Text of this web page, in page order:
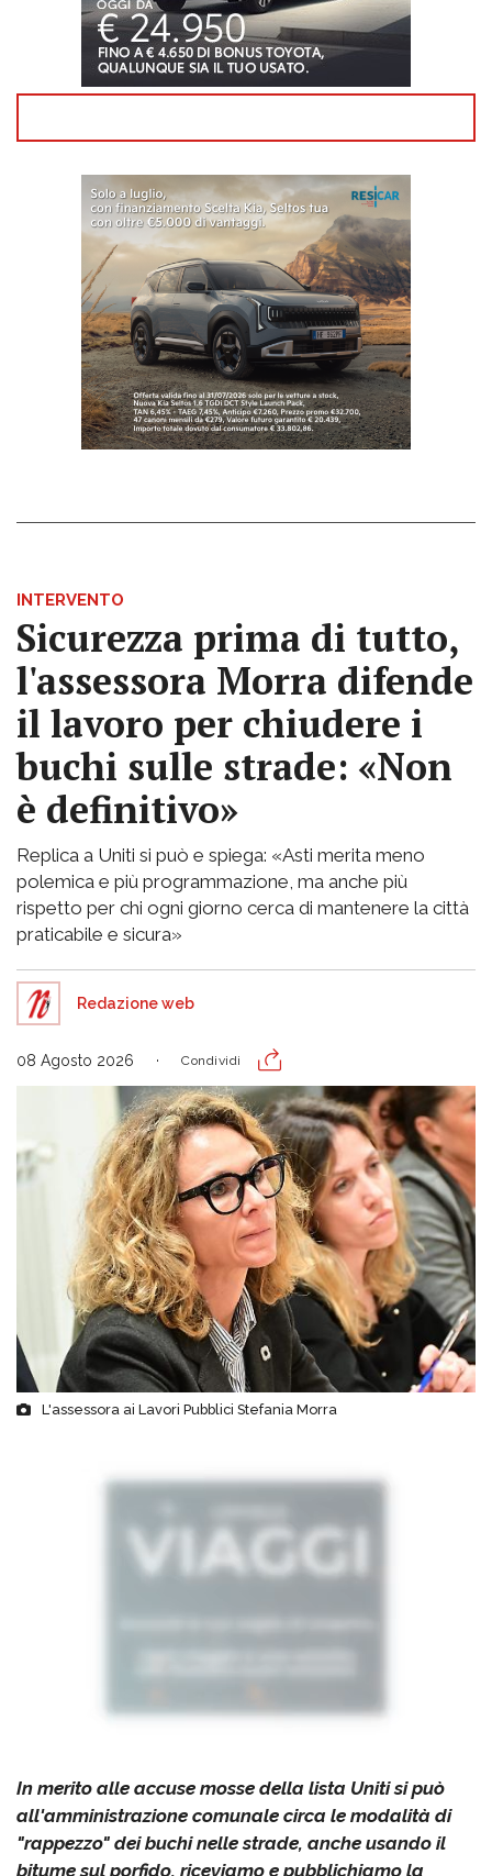
INTERVENTO
Sicurezza prima di tutto,
l'assessora Morra difende
il lavoro per chiudere i
buchi sulle strade: «Non
è definitivo»
Replica a Uniti si può e spiega: «Asti merita meno
polemica e più programmazione, ma anche più
rispetto per chi ogni giorno cerca di mantenere la città
praticabile e sicura»
Redazione web
08 Agosto 2026 Condividi
L'assessora ai Lavori Pubblici Stefania Morra
In merito alle accuse mosse della lista Uniti si può
all'amministrazione comunale circa le modalità di
"rappezzo" dei buchi nelle strade, anche usando il
bitume sul porfido, riceviamo e pubblichiamo la